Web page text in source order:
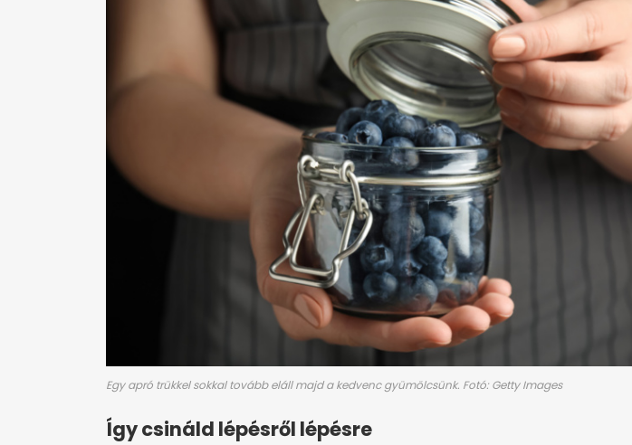
Egy apró trükkel sokkal tovább eláll majd a kedvenc gyümölcsünk. Fotó: Getty Images
Így csináld lépésről lépésre